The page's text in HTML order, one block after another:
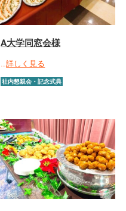
A大学同窓会様
…詳しく見る
社内懇親会・記念式典